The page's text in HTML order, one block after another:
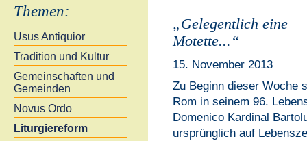
Themen:
Usus Antiquior
Tradition und Kultur
Gemeinschaften und
Gemeinden
Novus Ordo
Liturgiereform
„Gelegentlich eine
Motette...“
15. November 2013
Zu Beginn dieser Woche
Rom in seinem 96.
Domenico Kardinal
ursprünglich auf